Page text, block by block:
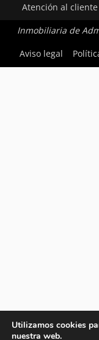
Atención al cliente
Inmobiliaria de
Aviso legal
Utilizamos cookies
nuestra web.